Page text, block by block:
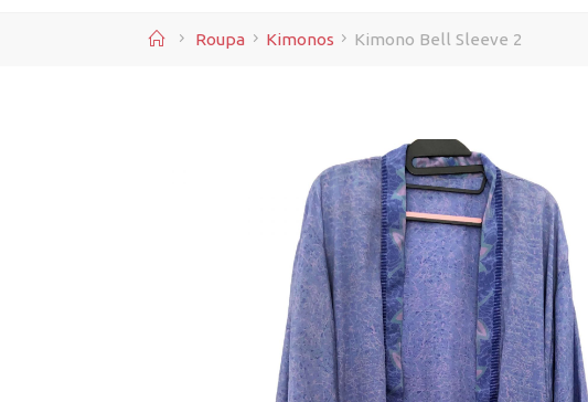
HomeRoupa Kimonos Kimono Bell Sleeve 2